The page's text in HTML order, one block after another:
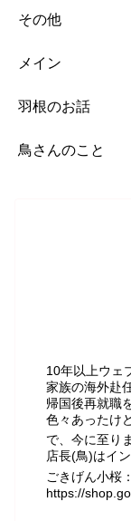
その他
メイン
羽根のお話
鳥さんのこと
10年以上ウ
家族の海外赴
帰国後再就職
色々あったけ
で、今に至り
店長(鳥)はイ
ごきげん小桜
https://